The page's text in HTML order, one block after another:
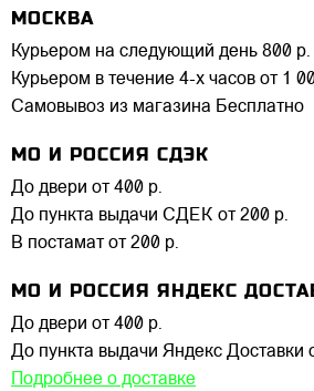
МОСКВА
Курьером на следующий день 800 р.
Курьером в течение 4-х часов от 1
Самовывоз из магазина Бесплатно
МО И РОССИЯ СДЭК
До двери от 400 р.
До пункта выдачи СДЕК от 200 р.
В постамат от 200 р.
МО И РОССИЯ ЯНДЕКС
До двери от 400 р.
До пункта выдачи Яндекс Доставки
Подробнее о доставке